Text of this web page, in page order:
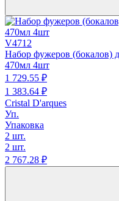
V4712
Набор фужеров
470мл 4шт
1 729.55 ₽
1 383.64 ₽
Cristal D'arques
Уп.
Упаковка
2 шт.
2 шт.
2 767.28 ₽